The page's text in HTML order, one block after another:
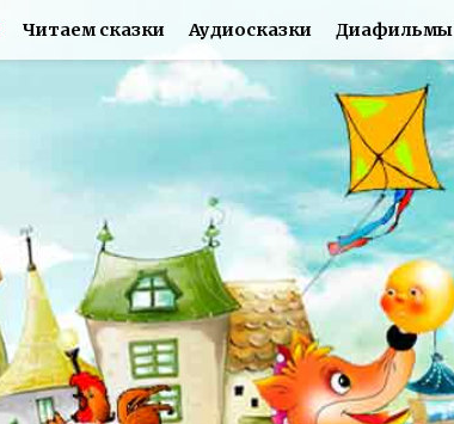
Читаем сказки Аудиосказки Диафильмы